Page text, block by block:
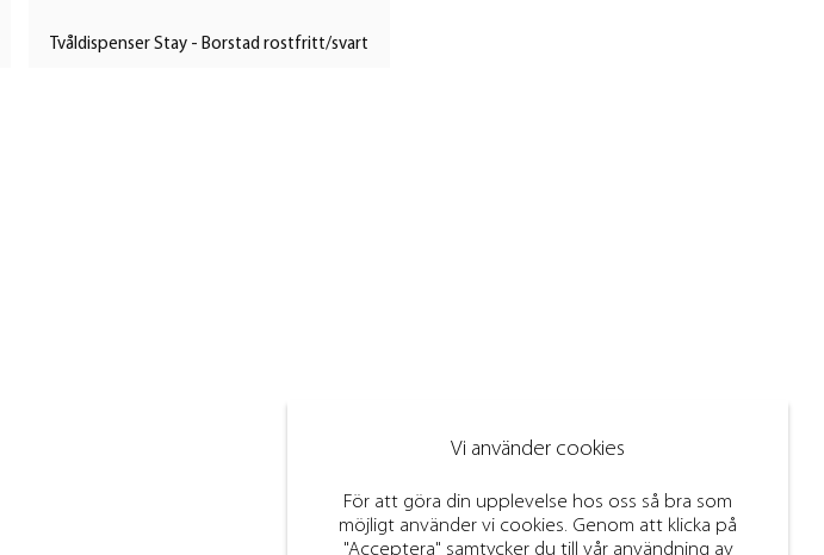
Vi använder cookies
För att göra din upplevelse hos oss så bra som
möjligt använder vi cookies. Genom att klicka på
"Acceptera" samtycker du till vår användning av
Tvåldispenser Stay - Borstad rostfritt/svart